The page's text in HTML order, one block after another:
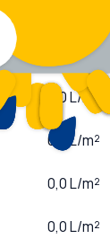
L/m²
0,0L/m²
0,0 L/m²
0,0L/m²
0,0L/m²